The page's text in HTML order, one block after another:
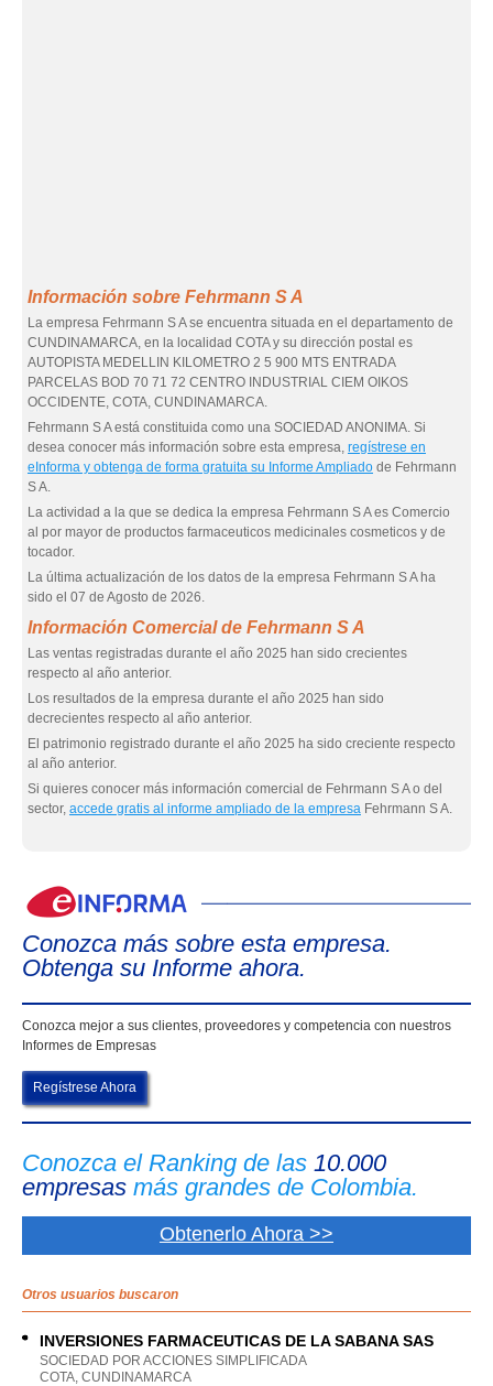
Información sobre Fehrmann S A
La empresa Fehrmann S A se encuentra situada en el departamento de
CUNDINAMARCA, en la localidad COTA y su dirección postal es
AUTOPISTA MEDELLIN KILOMETRO 2 5 900 MTS ENTRADA
PARCELAS BOD 70 71 72 CENTRO INDUSTRIAL CIEM OIKOS
OCCIDENTE, COTA, CUNDINAMARCA.
Fehrmann S A está constituida como una SOCIEDAD ANONIMA. Si
desea conocer más información sobre esta empresa, regístrese en
eInforma y obtenga de forma gratuita su Informe Ampliado de Fehrmann
S A.
La actividad a la que se dedica la empresa Fehrmann S A es Comercio
al por mayor de productos farmaceuticos medicinales cosmeticos y de
tocador.
La última actualización de los datos de la empresa Fehrmann S A ha
sido el 07 de Agosto de 2026.
Información Comercial de Fehrmann S A
Las ventas registradas durante el año 2025 han sido crecientes
respecto al año anterior.
Los resultados de la empresa durante el año 2025 han sido
decrecientes respecto al año anterior.
El patrimonio registrado durante el año 2025 ha sido creciente respecto
al año anterior.
Si quieres conocer más información comercial de Fehrmann S A o del
sector, accede gratis al informe ampliado de la empresa Fehrmann S A.
Conozca más sobre esta empresa.
Obtenga su Informe ahora.
Conozca mejor a sus clientes, proveedores y competencia con nuestros
Informes de Empresas
Regístrese Ahora
Conozca el Ranking de las 10.000
empresas más grandes de Colombia.
Obtenerlo Ahora >>
Otros usuarios buscaron
INVERSIONES FARMACEUTICAS DE LA SABANA SAS
SOCIEDAD POR ACCIONES SIMPLIFICADA
COTA, CUNDINAMARCA